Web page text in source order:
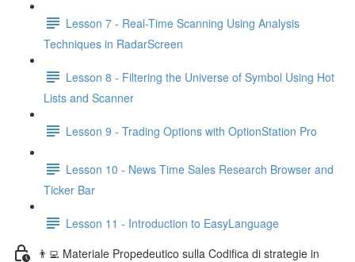
Lesson 7 - Real-Time Scanning Using Analysis
Techniques in RadarScreen
Lesson 8 - Filtering the Universe of Symbol Using Hot
Lists and Scanner
Lesson 9 - Trading Options with OptionStation Pro
Lesson 10 - News Time Sales Research Browser and
Ticker Bar
Lesson 11 - Introduction to EasyLanguage
👨‍💻 Materiale Propedeutico sulla Codifica di strategie in